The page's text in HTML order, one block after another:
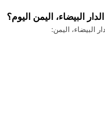
البيضاء، اليمن اليوم؟
البيضاء، اليمن: